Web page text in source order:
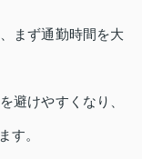
まず通勤時間を大
避けやすくなり、
す。